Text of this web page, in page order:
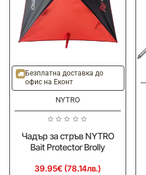
Безплатна доставка до
офис на Еконт
NYTRO
Чадър за стръв NYTRO
Bait Protector Brolly
39.95€ (78.14лв.)